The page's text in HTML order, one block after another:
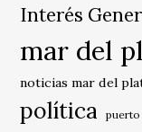
Interés
mar del
noticias mar del
política puerto